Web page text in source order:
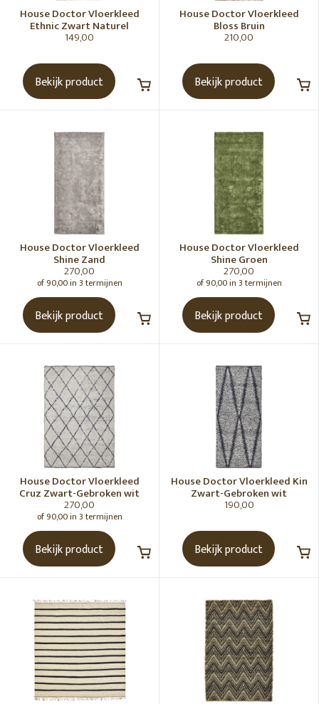
House Doctor Vloerkleed
Ethnic Zwart Naturel
149,00
Bekijk product
House Doctor Vloerkleed
Bloss Bruin
210,00
Bekijk product
House Doctor Vloerkleed
Shine Zand
270,00
of 90,00 in 3 termijnen
Bekijk product
House Doctor Vloerkleed
Shine Groen
270,00
of 90,00 in 3 termijnen
Bekijk product
House Doctor Vloerkleed
Cruz Zwart-Gebroken wit
270,00
of 90,00 in 3 termijnen
Bekijk product
House Doctor Vloerkleed Kin
Zwart-Gebroken wit
190,00
Bekijk product